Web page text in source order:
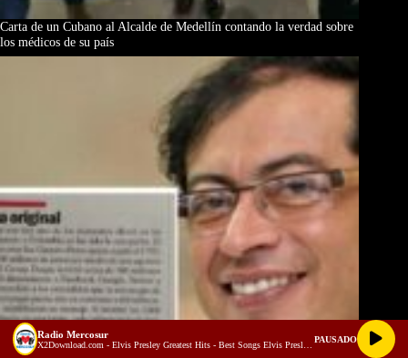
Carta de un Cubano al Alcalde de Medellín contando la verdad sobre
los médicos de su país
Radio Mercosur PAUSADO